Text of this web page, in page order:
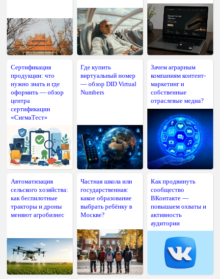
Сертификация
продукции: что
нужно знать и где
оформить — обзор
центра
сертификации
«СигмаТест»
Где купить
виртуальный номер
— обзор DID Virtual
Numbers
Зачем аграрным
компаниям контент-
маркетинг и
собственные
отраслевые медиа?
Автоматизация
сельского хозяйства:
как беспилотные
тракторы и дроны
меняют агробизнес
Частная школа или
государственная:
какое образование
выбрать ребёнку в
Москве?
Как продвинуть
сообщество
ВКонтакте —
повышаем охваты и
активность
аудитории